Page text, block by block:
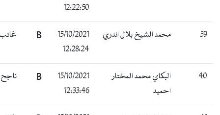
12:22:50
محمد الشيخ بلال اندري
15/10/2021
12:28:24
غائب
40
البكاي محمد المختار
احميد
15/10/2021
12:33:46
ناجح